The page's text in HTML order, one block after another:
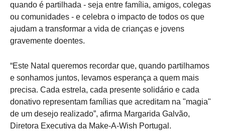
quando é partilhada - seja entre família, amigos, colegas
ou comunidades - e celebra o impacto de todos os que
ajudam a transformar a vida de crianças e jovens
gravemente doentes.
“Este Natal queremos recordar que, quando partilhamos
e sonhamos juntos, levamos esperança a quem mais
precisa. Cada estrela, cada presente solidário e cada
donativo representam famílias que acreditam na "magia"
de um desejo realizado”, afirma Margarida Galvão,
Diretora Executiva da Make-A-Wish Portugal.